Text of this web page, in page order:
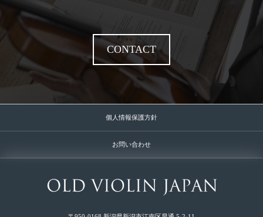
CONTACT
個人情報保護方針
お問い合わせ